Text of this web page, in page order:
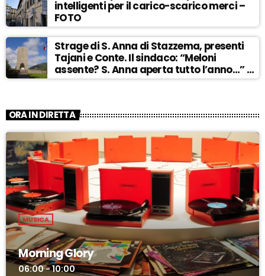
intelligenti per il carico-scarico merci –
FOTO
Strage di S. Anna di Stazzema, presenti
Tajani e Conte. Il sindaco: “Meloni
assente? S. Anna aperta tutto l’anno…” –
ASCOLTA
ORA IN DIRETTA
MUSICA
Morning Glory
06:00 - 10:00